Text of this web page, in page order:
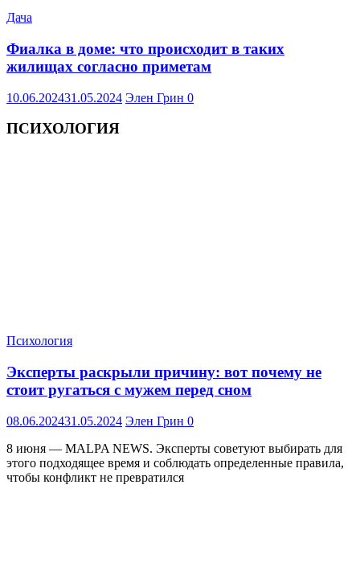
Дача
Фиалка в доме: что происходит в таких
жилищах согласно приметам
10.06.202431.05.2024 Элен Грин 0
ПСИХОЛОГИЯ
Психология
Эксперты раскрыли причину: вот почему не
стоит ругаться с мужем перед сном
08.06.202431.05.2024 Элен Грин 0
8 июня — MALPA NEWS. Эксперты советуют выбирать для
этого подходящее время и соблюдать определенные правила,
чтобы конфликт не превратился